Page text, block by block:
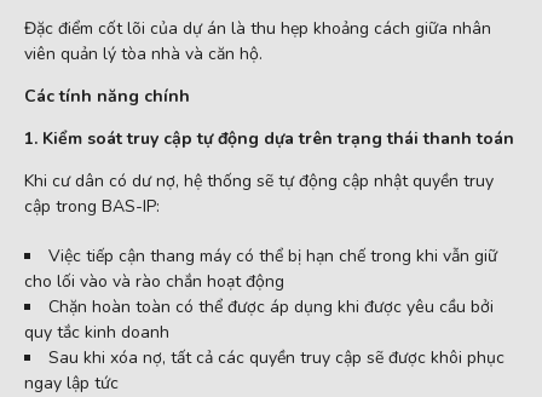
Đặc điểm cốt lõi của dự án là thu hẹp khoảng cách giữa nhân
viên quản lý tòa nhà và căn hộ.
Các tính năng chính
1. Kiểm soát truy cập tự động dựa trên trạng thái thanh toán
Khi cư dân có dư nợ, hệ thống sẽ tự động cập nhật quyền truy
cập trong BAS-IP:
Việc tiếp cận thang máy có thể bị hạn chế trong khi vẫn giữ
cho lối vào và rào chắn hoạt động
Chặn hoàn toàn có thể được áp dụng khi được yêu cầu bởi
quy tắc kinh doanh
Sau khi xóa nợ, tất cả các quyền truy cập sẽ được khôi phục
ngay lập tức